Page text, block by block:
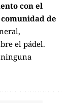
con el
de
el pádel.